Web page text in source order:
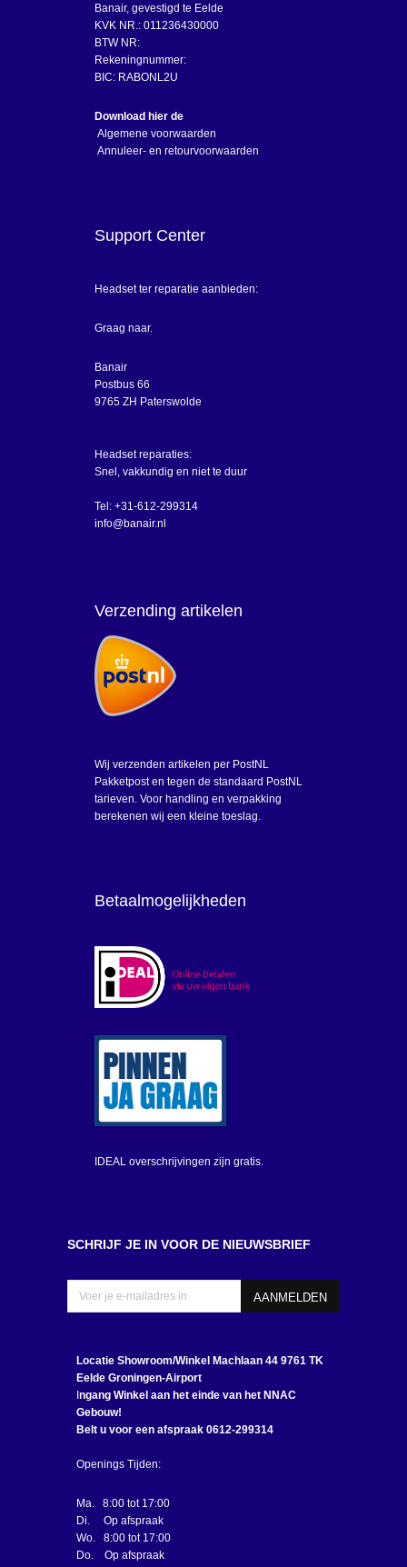
Banair, gevestigd te Eelde
KVK NR.: 011236430000
BTW NR:
Rekeningnummer:
BIC: RABONL2U
Download hier de
Algemene voorwaarden
Annuleer- en retourvoorwaarden
Support Center
Headset ter reparatie aanbieden:
Graag naar.
Banair
Postbus 66
9765 ZH Paterswolde
Headset reparaties:
Snel, vakkundig en niet te duur
Tel: +31-612-299314
info@banair.nl
Verzending artikelen
Wij verzenden artikelen per PostNL
Pakketpost en tegen de standaard PostNL
tarieven. Voor handling en verpakking
berekenen wij een kleine toeslag.
Betaalmogelijkheden
IDEAL overschrijvingen zijn gratis.
SCHRIJF JE IN VOOR DE NIEUWSBRIEF
Locatie Showroom/Winkel Machlaan 44 9761 TK
Eelde Groningen-Airport
ngang Winkel aan het einde van het NNAC
Gebouw!
Belt u voor een afspraak 0612-299314
Openings Tijden:
Ma. 8:00 tot 17:00
Di. Op afspraak
Wo. 8:00 tot 17:00
Do. Op afspraak